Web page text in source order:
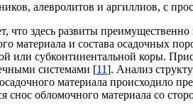
алевролитов и аргиллиов, с
что здесь развиты
материала и состава осадочных
или субконтинентальной коры.
системами [11]. Анализ
материала происходило
снос обломочного материала со